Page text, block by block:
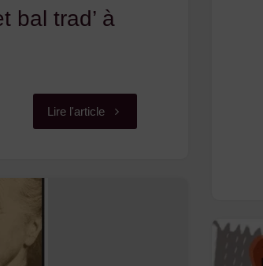
bal trad’ à
Lire l'article"Revue